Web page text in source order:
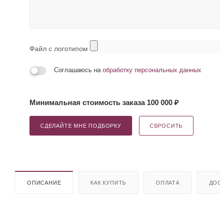
Файл с логотипом
Соглашаюсь на обработку персональных данных
Минимальная стоимость заказа 100 000 ₽
СДЕЛАЙТЕ МНЕ ПОДБОРКУ СБРОСИТЬ
ОПИСАНИЕ КАК КУПИТЬ ОПЛАТА